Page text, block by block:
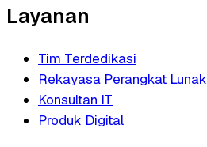
Layanan
Tim Terdedikasi
Rekayasa Perangkat Lunak
Konsultan IT
Produk Digital